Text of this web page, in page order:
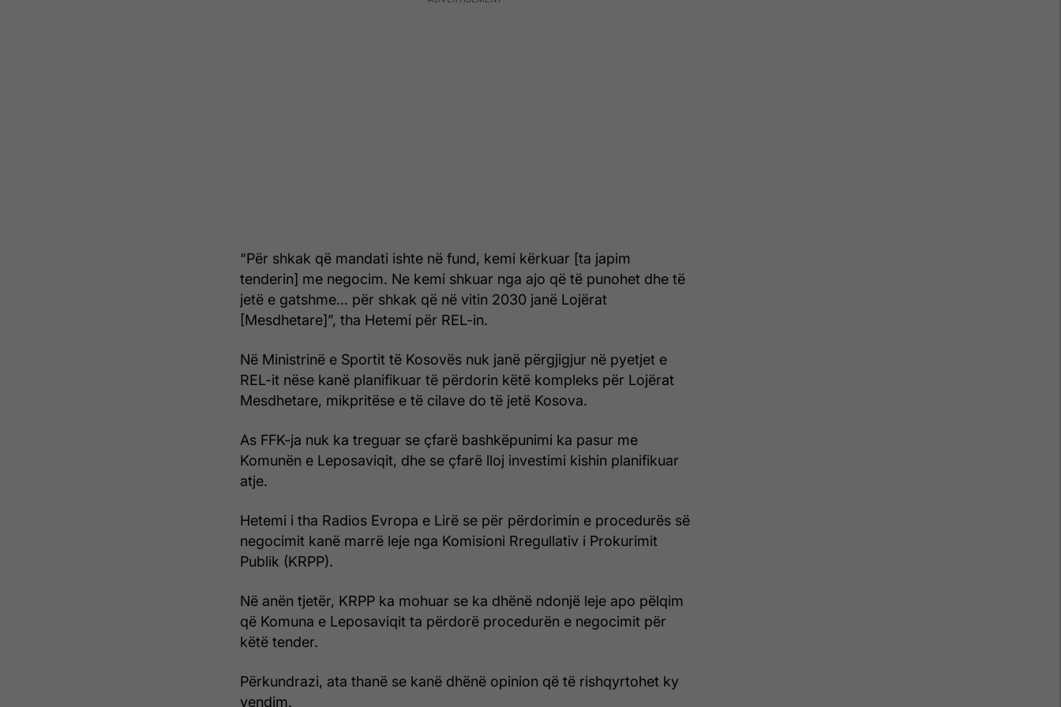
“Për shkak që mandati ishte në fund, kemi kërkuar [ta japim
tenderin] me negocim. Ne kemi shkuar nga ajo që të punohet dhe të
jetë e gatshme… për shkak që në vitin 2030 janë Lojërat
[Mesdhetare]”, tha Hetemi për REL-in.
Në Ministrinë e Sportit të Kosovës nuk janë përgjigjur në pyetjet e
REL-it nëse kanë planifikuar të përdorin këtë kompleks për Lojërat
Mesdhetare, mikpritëse e të cilave do të jetë Kosova.
As FFK-ja nuk ka treguar se çfarë bashkëpunimi ka pasur me
Komunën e Leposaviqit, dhe se çfarë lloj investimi kishin planifikuar
atje.
Hetemi i tha Radios Evropa e Lirë se për përdorimin e procedurës së
negocimit kanë marrë leje nga Komisioni Rregullativ i Prokurimit
Publik (KRPP).
Në anën tjetër, KRPP ka mohuar se ka dhënë ndonjë leje apo pëlqim
që Komuna e Leposaviqit ta përdorë procedurën e negocimit për
këtë tender.
Përkundrazi, ata thanë se kanë dhënë opinion që të rishqyrtohet ky
vendim.